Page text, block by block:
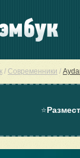
/ Современники /
⭐